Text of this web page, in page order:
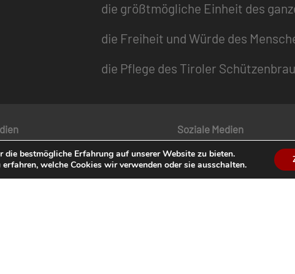
die größtmögliche Einheit des
die Freiheit und Würde des
die Pflege des Tiroler
Schützenzeitung
Soziale Medien
Facebook
die bestmögliche Erfahrung auf unserer Website zu bieten.
welche Cookies wir verwenden oder sie ausschalten.